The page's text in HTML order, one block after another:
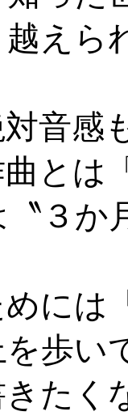
越え
対音感
曲と
〝３
めに
を歩
きた